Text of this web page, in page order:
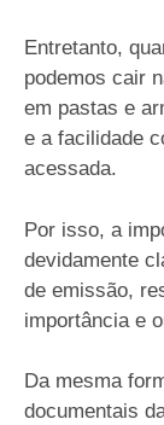
Entretanto,
podemos cair
em pastas e
e a facilidade
acessada.
Por isso, a
devidamente
de emissão,
importância e
Da mesma
documentais